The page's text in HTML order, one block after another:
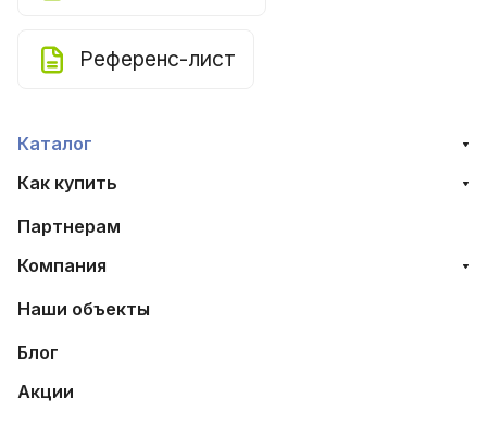
Референс-лист
Каталог
Как купить
Партнерам
Компания
Наши объекты
Блог
Акции